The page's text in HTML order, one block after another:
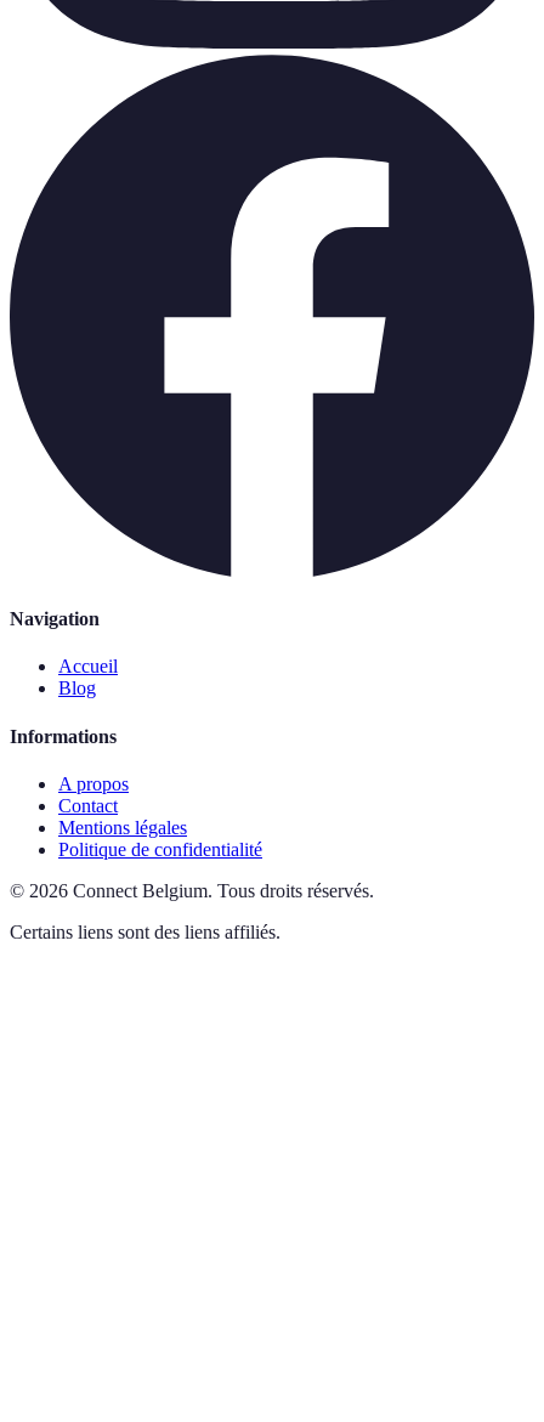
Navigation
Accueil
Blog
Informations
A propos
Contact
Mentions légales
Politique de confidentialité
© 2026 Connect Belgium. Tous droits réservés.
Certains liens sont des liens affiliés.